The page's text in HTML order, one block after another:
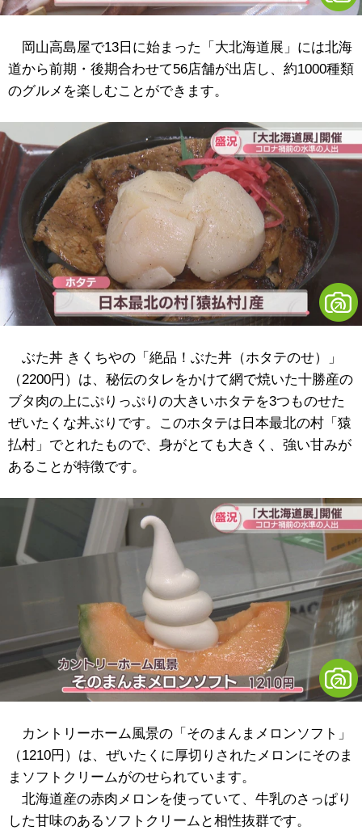
岡山高島屋で13日に始まった「大北海道展」には北海
道から前期・後期合わせて56店舗が出店し、約1000種類
のグルメを楽しむことができます。
ぶた丼 きくちやの「絶品！ぶた丼（ホタテのせ）」
（2200円）は、秘伝のタレをかけて網で焼いた十勝産の
ブタ肉の上にぷりっぷりの大きいホタテを3つものせた
ぜいたくな丼ぶりです。このホタテは日本最北の村「猿
払村」でとれたもので、身がとても大きく、強い甘みが
あることが特徴です。
カントリーホーム風景の「そのまんまメロンソフト」
（1210円）は、ぜいたくに厚切りされたメロンにそのま
まソフトクリームがのせられています。
北海道産の赤肉メロンを使っていて、牛乳のさっぱり
した甘味のあるソフトクリームと相性抜群です。